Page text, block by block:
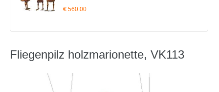
€ 560.00
Fliegenpilz holzmarionette, VK113